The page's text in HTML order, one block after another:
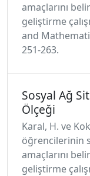
amaçlarını
geliştirme
and
251-263.
Sosyal Ağ
Ölçeği
Karal, H. ve
öğrencilerinin
amaçlarını
geliştirme